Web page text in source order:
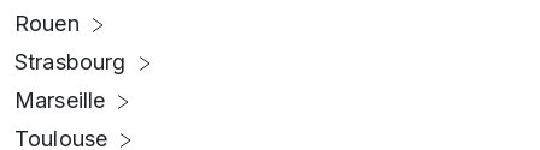
Rouen
Strasbourg
Marseille
Toulouse